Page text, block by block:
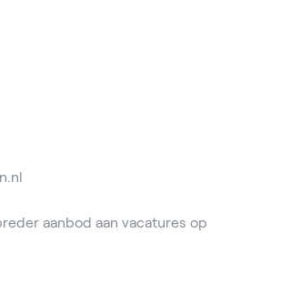
aanbod aan vacatures op